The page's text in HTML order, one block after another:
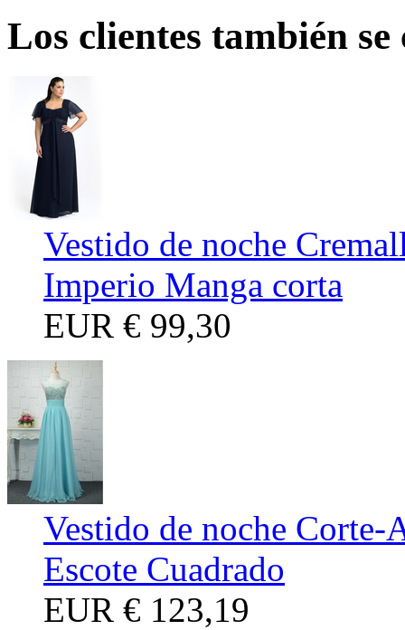
Los clientes también se
Vestido de noche
Imperio Manga corta
EUR € 99,30
Vestido de noche
Escote Cuadrado
EUR € 123,19